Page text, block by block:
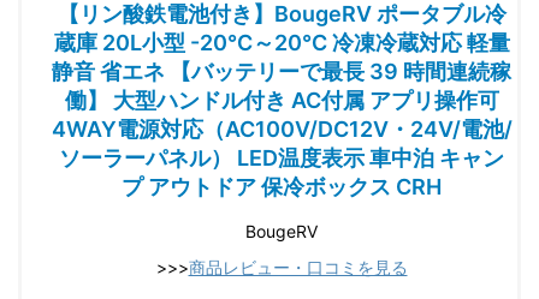
【リン酸鉄電池付き】BougeRV ポータブル冷
蔵庫 20L小型 -20℃～20℃ 冷凍冷蔵対応 軽量
静音 省エネ 【バッテリーで最長 39 時間連続稼
働】 大型ハンドル付き AC付属 アプリ操作可
4WAY電源対応（AC100V/DC12V・24V/電池/
ソーラーパネル） LED温度表示 車中泊 キャン
プ アウトドア 保冷ボックス CRH
BougeRV
>>>商品レビュー・口コミを見る